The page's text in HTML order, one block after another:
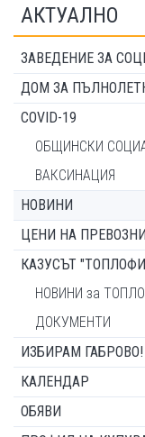
АКТУАЛНО
ЗАВЕДЕНИЕ ЗА
ДОМ ЗА
COVID-19
ОБЩИНСКИ
ВАКСИНАЦИЯ
НОВИНИ
ЦЕНИ НА
КАЗУСЪТ
НОВИНИ за
ДОКУМЕНТИ
ИЗБИРАМ ГАБРОВО!
КАЛЕНДАР
ОБЯВИ